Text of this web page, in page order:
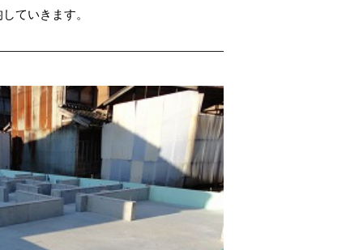
ていきます。